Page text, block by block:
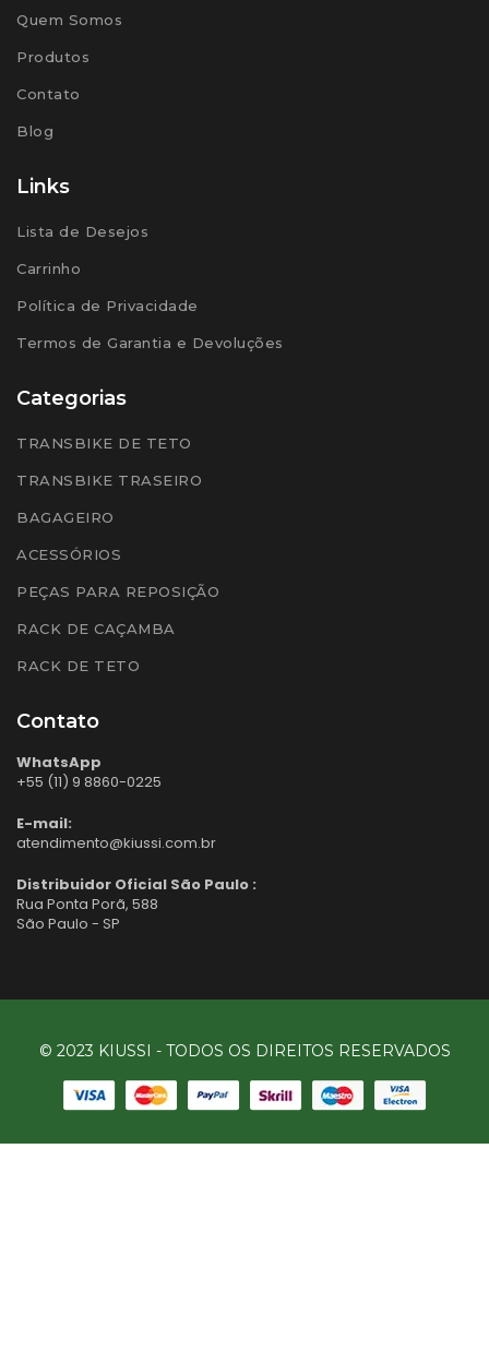
Quem Somos
Produtos
Contato
Blog
Links
Lista de Desejos
Carrinho
Política de Privacidade
Termos de Garantia e Devoluções
Categorias
TRANSBIKE DE TETO
TRANSBIKE TRASEIRO
BAGAGEIRO
ACESSÓRIOS
PEÇAS PARA REPOSIÇÃO
RACK DE CAÇAMBA
RACK DE TETO
Contato
WhatsApp
+55 (11) 9 8860-0225
E-mail:
atendimento@kiussi.com.br
Distribuidor Oficial São Paulo :
Rua Ponta Porã, 588
São Paulo - SP
© 2023 KIUSSI - TODOS OS DIREITOS RESERVADOS